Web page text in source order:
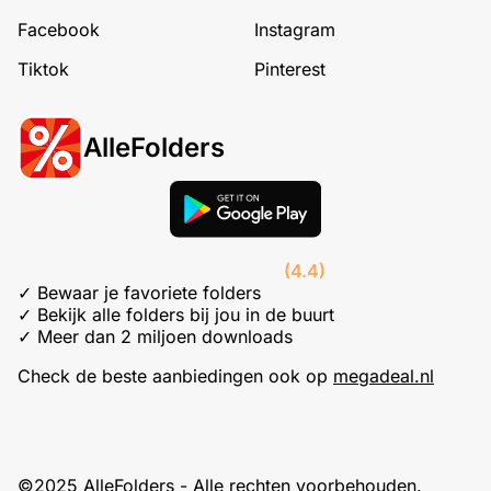
Facebook
Instagram
Tiktok
Pinterest
AlleFolders
(4.4)
✓ Bewaar je favoriete folders
✓ Bekijk alle folders bij jou in de buurt
✓ Meer dan 2 miljoen downloads
Check de beste aanbiedingen ook op megadeal.nl
©2025 AlleFolders - Alle rechten voorbehouden.